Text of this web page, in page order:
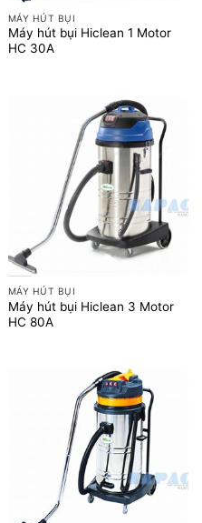
MÁY HÚT BỤI
Máy hút bụi Hiclean 1 Motor
HC 30A
MÁY HÚT BỤI
Máy hút bụi Hiclean 3 Motor
HC 80A